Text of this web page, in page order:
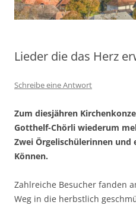
Lieder die das Herz
Schreibe eine Antwort
Zum diesjähren
Gotthelf-Chörli wiederum
Zwei Örgelischülerinnen
Können.
Zahlreiche Besucher fanden
Weg in die herbstlich